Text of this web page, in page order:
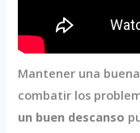
Mantener una buena
combatir los
un buen descanso